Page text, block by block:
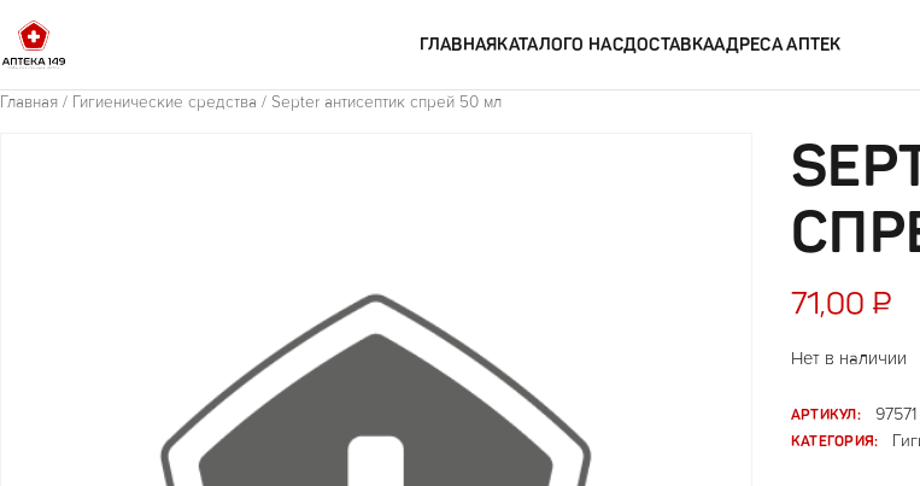
ГЛАВНАЯКАТАЛОГО НАСДОСТАВКААДРЕСА АПТЕК
Главная / Гигиенические средства / Septer антисептик спрей 50 мл
71,00 ₽
Нет в наличии
АРТИКУЛ:
97571
КАТЕГОРИЯ: